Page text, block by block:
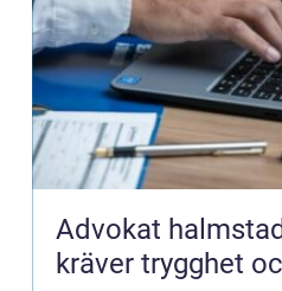
Advokat halmstad när juridiken
kräver trygghet